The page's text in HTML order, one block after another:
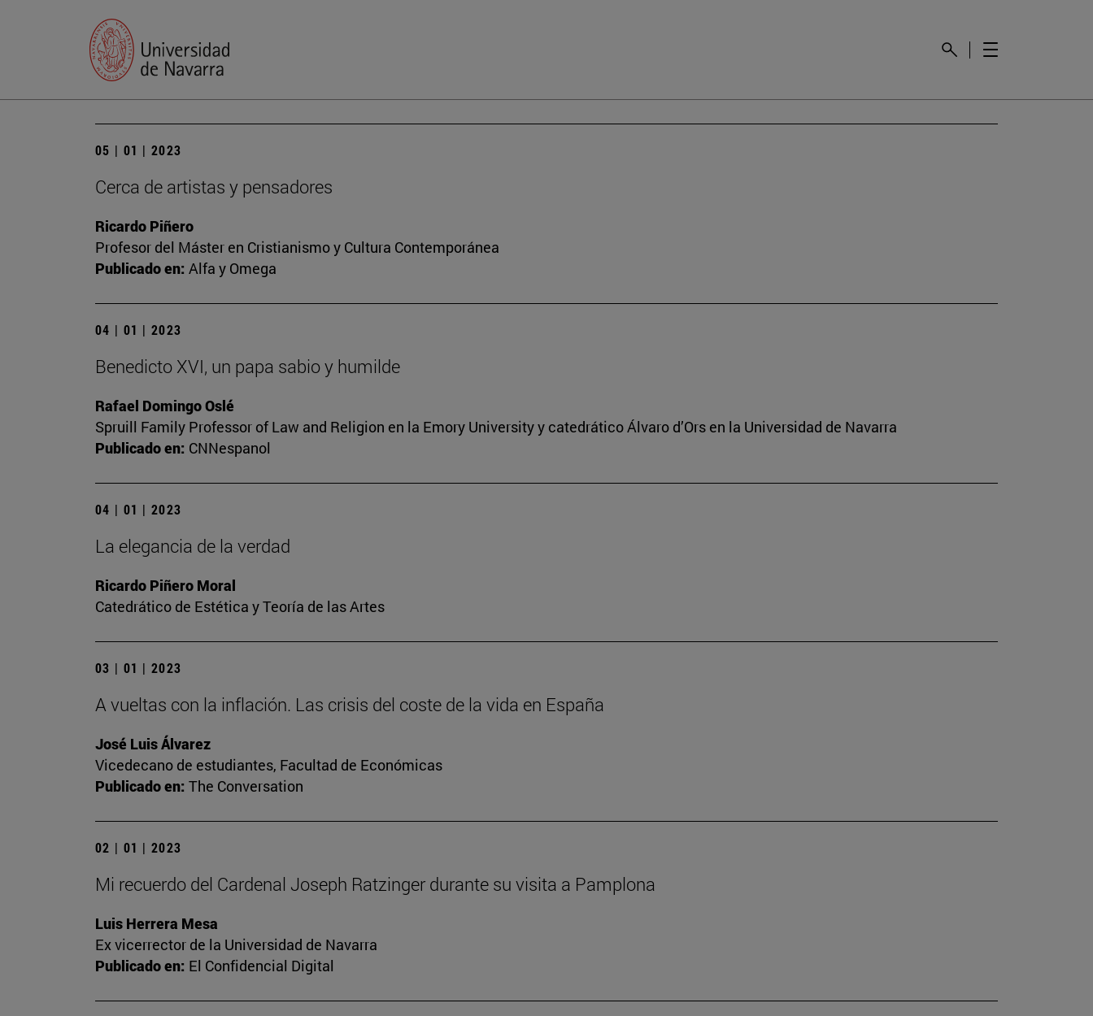
05 | 01 | 2023
Cerca de artistas y pensadores
Ricardo Piñero
Profesor del Máster en Cristianismo y Cultura Contemporánea
Publicado en: Alfa y Omega
04 | 01 | 2023
Benedicto XVI, un papa sabio y humilde
Rafael Domingo Oslé
Spruill Family Professor of Law and Religion en la Emory University y catedrático Álvaro d’Ors en la Universidad de Navarra
Publicado en: CNNespanol
04 | 01 | 2023
La elegancia de la verdad
Ricardo Piñero Moral
Catedrático de Estética y Teoría de las Artes
03 | 01 | 2023
A vueltas con la inflación. Las crisis del coste de la vida en España
José Luis Álvarez
Vicedecano de estudiantes, Facultad de Económicas
Publicado en: The Conversation
02 | 01 | 2023
Mi recuerdo del Cardenal Joseph Ratzinger durante su visita a Pamplona
Luis Herrera Mesa
Ex vicerrector de la Universidad de Navarra
Publicado en: El Confidencial Digital